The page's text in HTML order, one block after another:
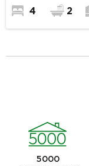
4 2
5000